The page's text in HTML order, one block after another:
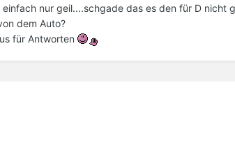
einfach nur geil....schgade das es den für D nicht
dem Auto?
für Antworten